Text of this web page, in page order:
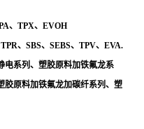
、TPX、EVOH
、SBS、SEBS、TPV、EVA.
电系列、塑胶原料加铁氟龙系
胶原料加铁氟龙加碳纤系列、塑